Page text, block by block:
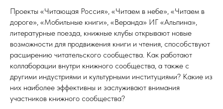
Проекты «Читающая Россия», «Читаем в небе», «Читаем в
дороге», «Мобильные книги», «Веранда» ИГ «Альпина»,
литературные поезда, книжные клубы открывают новые
возможности для продвижения книги и чтения, способствуют
расширению читательского сообщества. Как работают
коллаборации внутри книжного сообщества, а также с
другими индустриями и культурными институциями? Какие из
них наиболее эффективны и заслуживают внимания
участников книжного сообщества?